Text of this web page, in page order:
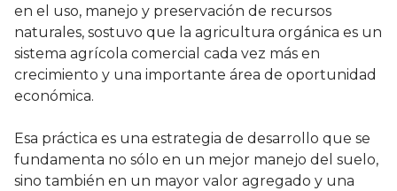
en el uso, manejo y preservación de recursos
naturales, sostuvo que la agricultura orgánica es un
sistema agrícola comercial cada vez más en
crecimiento y una importante área de oportunidad
económica.
Esa práctica es una estrategia de desarrollo que se
fundamenta no sólo en un mejor manejo del suelo,
sino también en un mayor valor agregado y una